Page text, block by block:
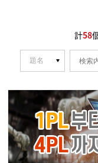
計58